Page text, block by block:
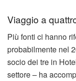
Viaggio a
Più fonti ci hanno
probabilmente nel
socio dei tre in
settore – ha